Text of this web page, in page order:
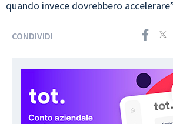
quando invece dovrebbero
CONDIVIDI